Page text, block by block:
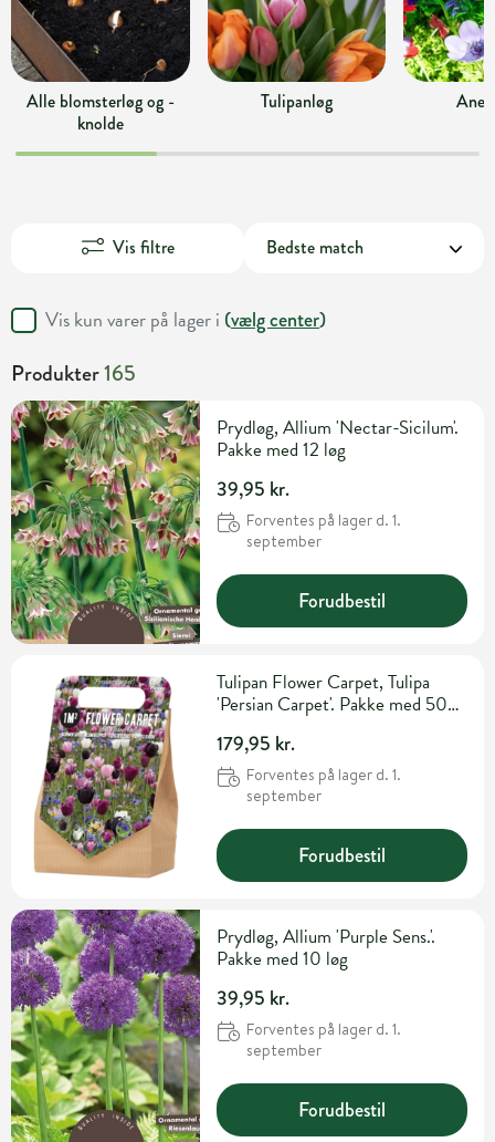
Alle blomsterløg og -
knolde
Tulipanløg
Vis filtre
Vis kun varer på lager i (vælg center)
Produkter165
Prydløg, Allium 'Nectar-Sicilum'.
Pakke med 12 løg
39,95 kr.
Forventes på lager d. 1.
september
Forudbestil
Tulipan Flower Carpet, Tulipa
'Persian Carpet'. Pakke med 50
179,95 kr.
Forventes på lager d. 1.
september
Forudbestil
Prydløg, Allium 'Purple Sens.'.
Pakke med 10 løg
39,95 kr.
Forventes på lager d. 1.
september
Forudbestil